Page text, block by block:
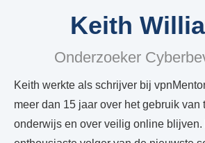
Keith
Onderzoeker
Keith werkte als schrijver bij
meer dan 15 jaar over het gebruik van
onderwijs en over veilig online blijven.